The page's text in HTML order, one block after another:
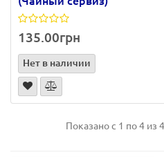
135.00грн
Нет в наличии
Показано с 1 по 4 из